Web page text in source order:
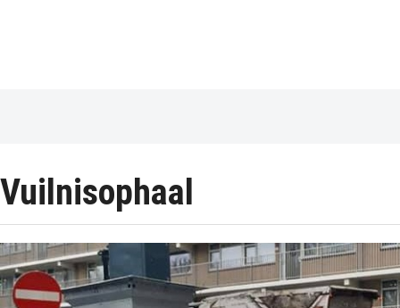
Vuilnisophaal